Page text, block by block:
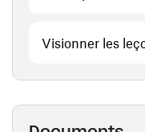
Visionner les